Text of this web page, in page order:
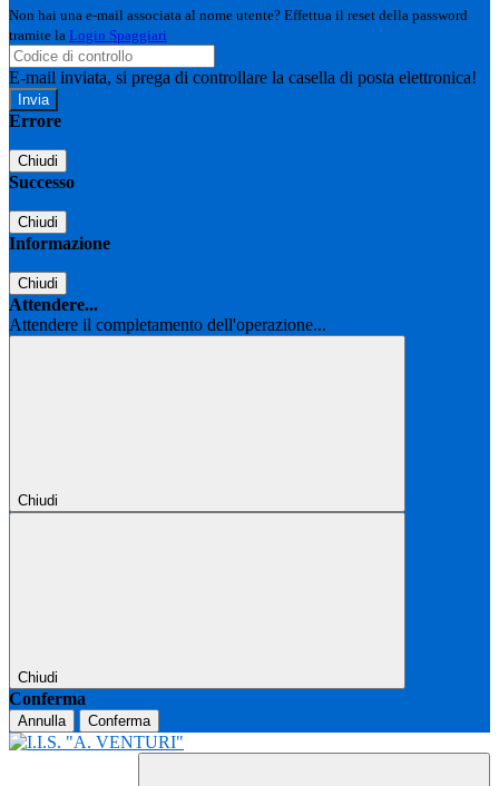
Non hai una e-mail associata al nome utente? Effettua il reset della password
tramite la Login Spaggiari
E-mail inviata, si prega di controllare la casella di posta elettronica!
Errore
Chiudi
Successo
Chiudi
Informazione
Chiudi
Attendere...
Attendere il completamento dell'operazione...
Chiudi
Chiudi
Conferma
Annulla Conferma